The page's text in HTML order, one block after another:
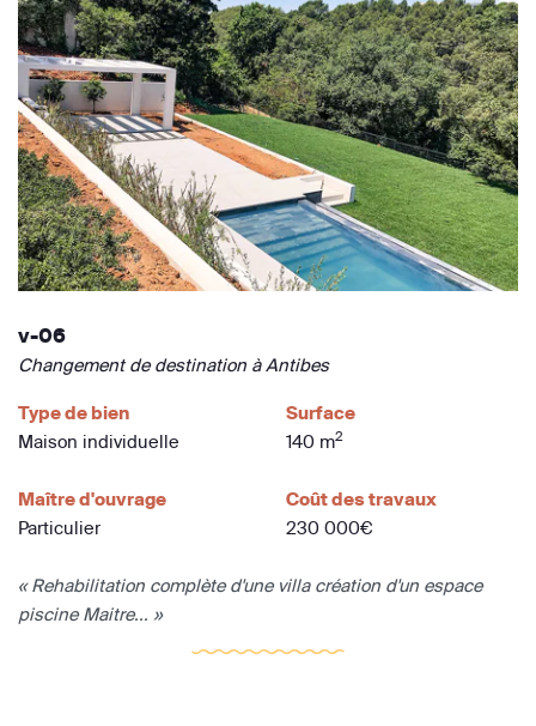
v-06
Changement de destination à Antibes
Type de bien
Maison individuelle
Surface
140 m2
Maître d'ouvrage
Particulier
Coût des travaux
230 000€
« Rehabilitation complète d'une villa création d'un espace
piscine Maitre... »